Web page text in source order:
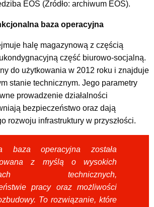
EOŚ (Źródło: archiwum EOŚ).
baza operacyjna
halę magazynową z częścią
część biurowo-socjalną.
do użytkowania w 2012 roku i znajduje
stanie technicznym. Jego parametry
prowadzenie działalności
bezpieczeństwo oraz dają
rozwoju infrastruktury w przyszłości.
baza operacyjna została
z myślą o wysokich
technicznych,
pracy oraz możliwości
To rozwiązanie, które